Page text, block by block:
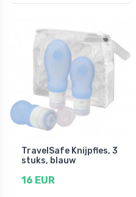
TravelSafe Knijpfles, 3
stuks, blauw
16 EUR